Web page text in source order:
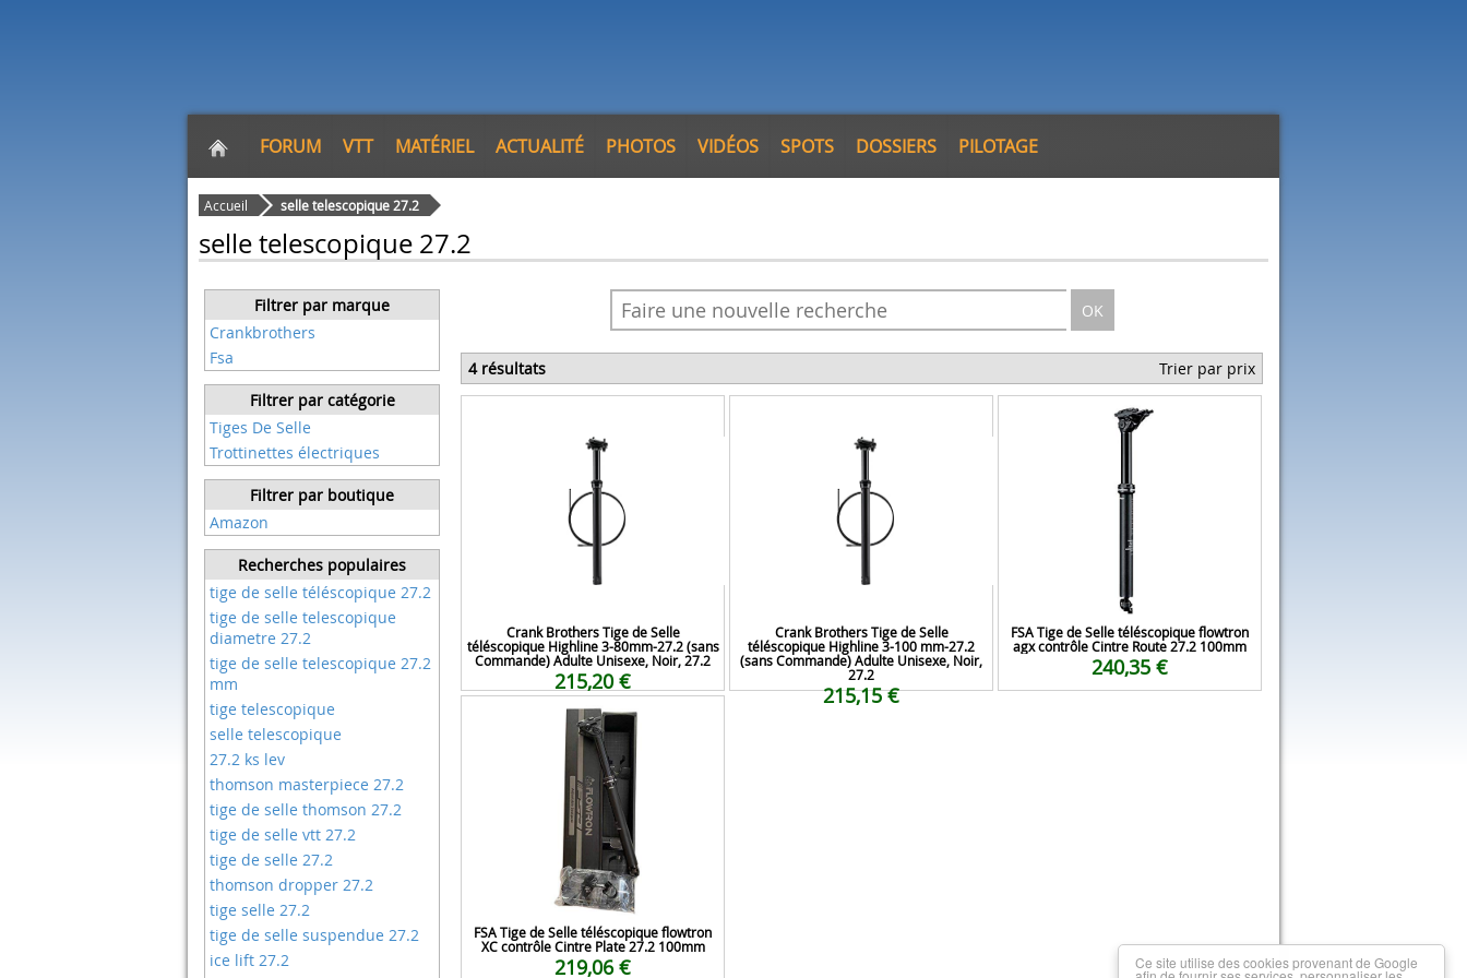
FORUM VTT MATÉRIEL ACTUALITÉ PHOTOS VIDÉOS SPOTS DOSSIERS PILOTAGE
Accueil selle telescopique 27.2
selle telescopique 27.2
Filtrer par marque
Crankbrothers
Fsa
Filtrer par catégorie
Tiges De Selle
Trottinettes électriques
Filtrer par boutique
Amazon
Recherches populaires
tige de selle téléscopique 27.2
tige de selle telescopique
diametre 27.2
tige de selle telescopique 27.2
mm
tige telescopique
selle telescopique
27.2 ks lev
thomson masterpiece 27.2
tige de selle thomson 27.2
tige de selle vtt 27.2
tige de selle 27.2
thomson dropper 27.2
tige selle 27.2
tige de selle suspendue 27.2
ice lift 27.2
OK
4 résultats Trier par prix
Crank Brothers Tige de Selle
téléscopique Highline 3-80mm-27.2 (sans
Commande) Adulte Unisexe, Noir, 27.2
215,20 €
Crank Brothers Tige de Selle
téléscopique Highline 3-100 mm-27.2
(sans Commande) Adulte Unisexe, Noir,
27.2
215,15 €
FSA Tige de Selle téléscopique flowtron
agx contrôle Cintre Route 27.2 100mm
240,35 €
FSA Tige de Selle téléscopique flowtron
XC contrôle Cintre Plate 27.2 100mm
219,06 € Ce site utilise des cookies provenant de Google